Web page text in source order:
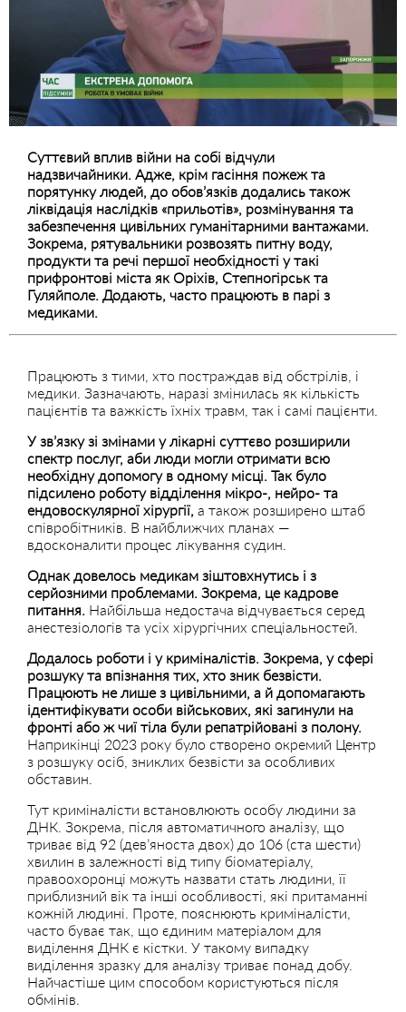
Суттєвий вплив війни на собі відчули
надзвичайники. Адже, крім гасіння пожеж та
порятунку людей, до обов’язків додались також
ліквідація наслідків «прильотів», розмінування та
забезпечення цивільних гуманітарними вантажами.
Зокрема, рятувальники розвозять питну воду,
продукти та речі першої необхідності у такі
прифронтові міста як Оріхів, Степногірськ та
Гуляйполе. Додають, часто працюють в парі з
медиками.
Працюють з тими, хто постраждав від обстрілів, і
медики. Зазначають, наразі змінилась як кількість
пацієнтів та важкість їхніх травм, так і самі пацієнти.
У зв’язку зі змінами у лікарні суттєво розширили
спектр послуг, аби люди могли отримати всю
необхідну допомогу в одному місці. Так було
підсилено роботу відділення мікро-, нейро- та
ендовоскулярної хірургії, а також розширено штаб
співробітників. В найближчих планах —
вдосконалити процес лікування судин.
Однак довелось медикам зіштовхнутись і з
серйозними проблемами. Зокрема, це кадрове
питання. Найбільша недостача відчувається серед
анестезіологів та усіх хірургічних спеціальностей.
Додалось роботи і у криміналістів. Зокрема, у сфері
розшуку та впізнання тих, хто зник безвісти.
Працюють не лише з цивільними, а й допомагають
ідентифікувати особи військових, які загинули на
фронті або ж чиї тіла були репатрійовані з полону.
Наприкінці 2023 року було створено окремий Центр
з розшуку осіб, зниклих безвісти за особливих
обставин.
Тут криміналісти встановлюють особу людини за
ДНК. Зокрема, після автоматичного аналізу, що
триває від 92 (дев’яноста двох) до 106 (ста шести)
хвилин в залежності від типу біоматеріалу,
правоохоронці можуть назвати стать людини, її
приблизний вік та інші особливості, які притаманні
кожній людині. Проте, пояснюють криміналісти,
часто буває так, що єдиним матеріалом для
виділення ДНК є кістки. У такому випадку
виділення зразку для аналізу триває понад добу.
Найчастіше цим способом користуються після
обмінів.